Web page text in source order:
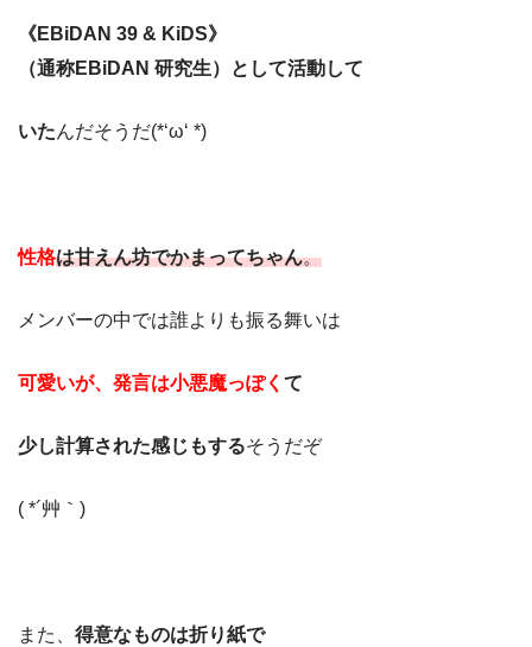
《EBiDAN 39 & KiDS》
（通称EBiDAN 研究生）として活動して
いたんだそうだ(*‘ω‘ *)
性格は甘えん坊でかまってちゃん。
メンバーの中では誰よりも振る舞いは
可愛いが、発言は小悪魔っぽく て
少し計算された感じもするそうだぞ
( *´艸｀)
また、 得意なものは折り紙で